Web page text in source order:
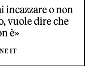
incazzare o non
vuole dire che
è»
IT